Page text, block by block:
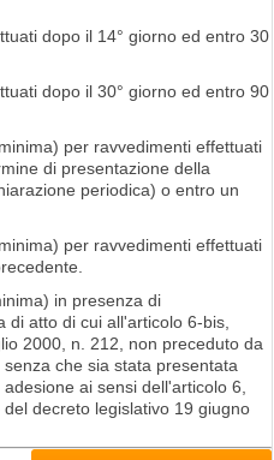
dopo il 14° giorno ed entro 30
dopo il 30° giorno ed entro 90
per ravvedimenti effettuati
di presentazione della
periodica) o entro un
per ravvedimenti effettuati
in presenza di
di atto di cui all'articolo 6-bis,
2000, n. 212, non preceduto da
che sia stata presentata
ai sensi dell'articolo 6,
decreto legislativo 19 giugno